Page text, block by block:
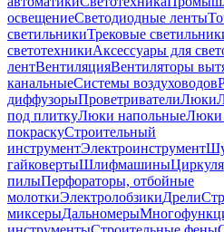
освещениеСветодиодные ленты
светильникиТрековые
светотехникиАксессуары для
лентВентиляцияВентиляторы
канальныеСистемы воздуховодов
диффузорыПроветривателиЛюки
под плиткуЛюки напольныеЛюки
покраскуСтроительный
инструментЭлектроинструмент
гайковертыШлифмашины
пилыПерфораторы, отбойные
молоткиЭлектролобзикиДрели
миксерыДальномеры